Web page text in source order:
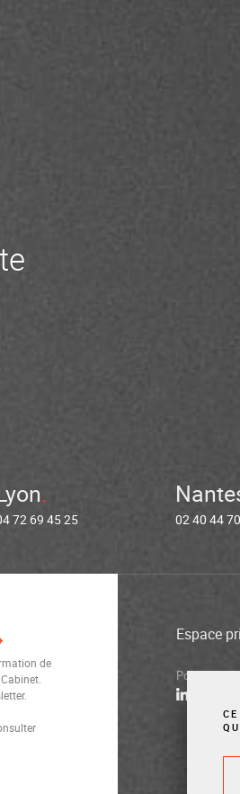
72 69 45 25 02 40 44
de
Espace
Politique